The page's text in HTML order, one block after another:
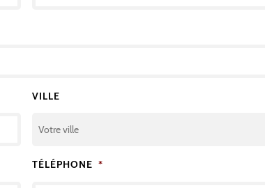
VILLE
TÉLÉPHONE *